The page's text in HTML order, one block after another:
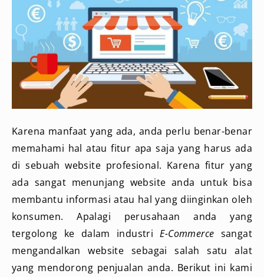
Karena manfaat yang ada, anda perlu benar-benar
memahami hal atau fitur apa saja yang harus ada
di sebuah website profesional. Karena fitur yang
ada sangat menunjang website anda untuk bisa
membantu informasi atau hal yang diinginkan oleh
konsumen. Apalagi perusahaan anda yang
tergolong ke dalam industriE-Commerce sangat
mengandalkan website sebagai salah satu alat
yang mendorong penjualan anda. Berikut ini kami